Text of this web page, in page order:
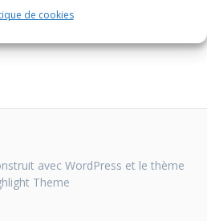
de cookies
avec WordPress et le thème
Theme